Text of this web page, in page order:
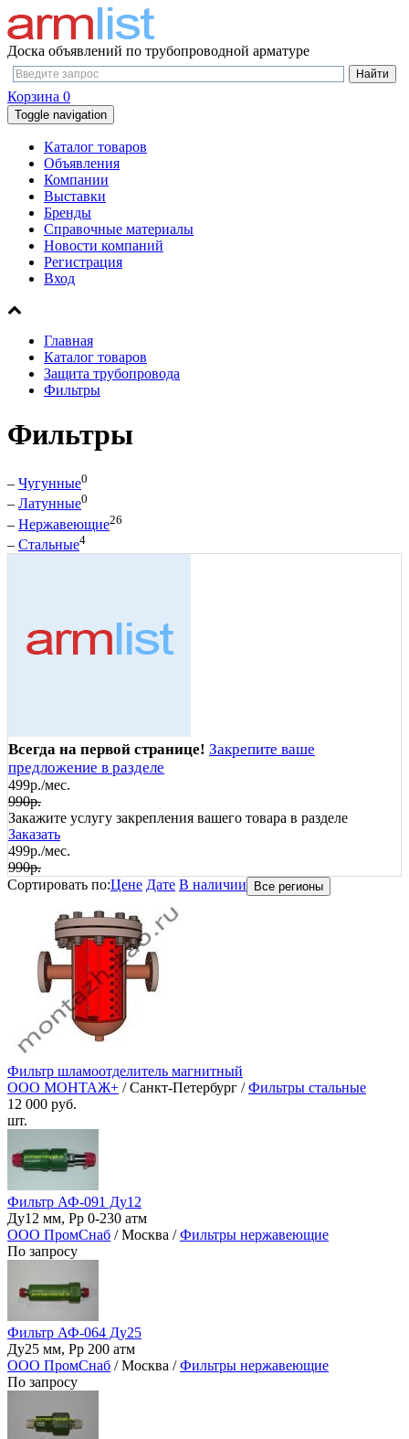
Доска объявлений по трубопроводной арматуре
Корзина 0
Toggle navigation
Каталог товаров
Объявления
Компании
Выставки
Бренды
Справочные материалы
Новости компаний
Регистрация
Вход
Главная
Каталог товаров
Защита трубопровода
Фильтры
Фильтры
– Чугунные0
– Латунные0
– Нержавеющие26
– Стальные4
Всегда на первой странице! Закрепите ваше
предложение в разделе
499р./мес.
990р.
Закажите услугу закрепления вашего товара в разделе
Заказать
499р./мес.
990р.
Сортировать по:Цене Дате В наличии Все регионы
Фильтр шламоотделитель магнитный
ООО МОНТАЖ+ / Санкт-Петербург /Фильтры стальные
12 000 руб.
шт.
Фильтр АФ-091 Ду12
Ду12 мм, Рр 0-230 атм
ООО ПромСнаб / Москва /Фильтры нержавеющие
По запросу
Фильтр АФ-064 Ду25
Ду25 мм, Рр 200 атм
ООО ПромСнаб / Москва /Фильтры нержавеющие
По запросу